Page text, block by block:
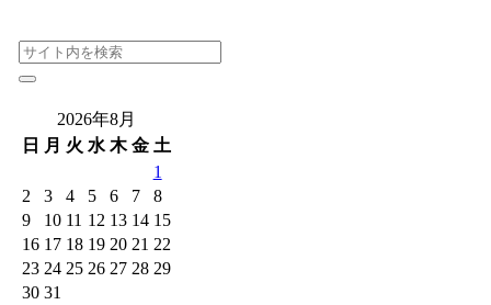
2026年8月
日
月 火 水 木 金 土
1
2
3 4 5 6 7
8
9
10 11 12 13 14 15
16 17 18 19 20 21 22
23 24 25 26 27 28 29
30 31